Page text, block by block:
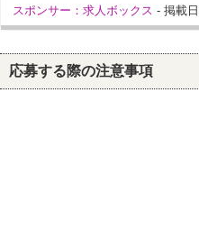
スポンサー：求人ボックス - 掲載
応募する際の注意事項